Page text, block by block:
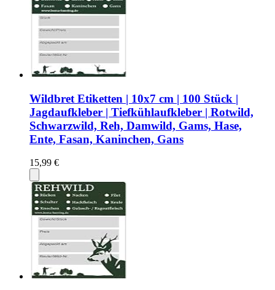
Wildbret Etiketten | 10x7 cm | 100 Stück |
Jagdaufkleber | Tiefkühlaufkleber | Rotwild,
Schwarzwild, Reh, Damwild, Gams, Hase,
Ente, Fasan, Kaninchen, Gans
15,99 €